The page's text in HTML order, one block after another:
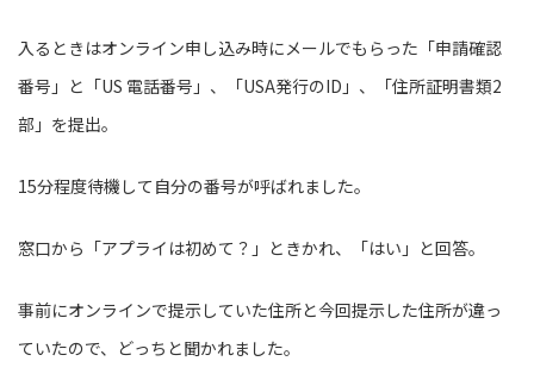
入るときはオンライン申し込み時にメールでもらった「申請確認
番号」と「US 電話番号」、「USA発行のID」、「住所証明書類2
部」を提出。
15分程度待機して自分の番号が呼ばれました。
窓口から「アプライは初めて？」ときかれ、「はい」と回答。
事前にオンラインで提示していた住所と今回提示した住所が違っ
ていたので、どっちと聞かれました。